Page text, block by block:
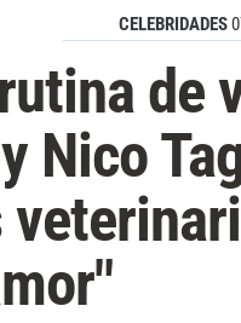
CELEBRIDADES
de
Nico